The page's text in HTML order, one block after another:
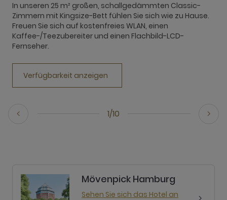
1/10
In unseren 25 m² großen, schallgedämmten Classic-
Zimmern mit Kingsize-Bett fühlen Sie sich wie zu Hause.
Freuen Sie sich auf kostenfreies WLAN, einen
Kaffee-/Teezubereiter und einen Flachbild-LCD-
Fernseher.
Verfügbarkeit anzeigen
Mövenpick Hamburg
Sehen Sie sich das Hotel an